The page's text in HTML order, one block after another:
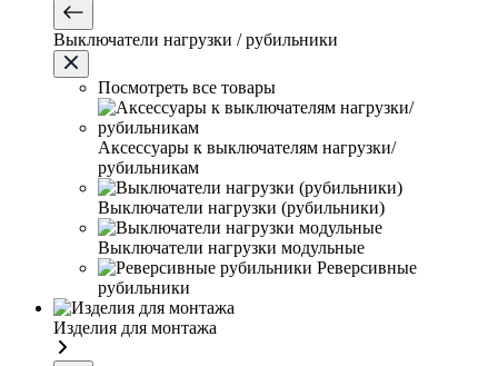
Выключатели нагрузки / рубильники
Посмотреть все товары
Аксессуары к выключателям нагрузки/
рубильникам
Выключатели нагрузки (рубильники)
Выключатели нагрузки модульные
Реверсивные
рубильники
Изделия для монтажа